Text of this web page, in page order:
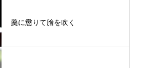
羹に懲りて膾を吹く